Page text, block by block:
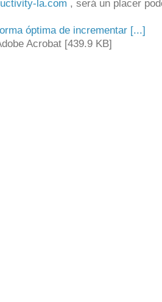
la.com , será un placer
óptima de incrementar [...]
Acrobat [439.9 KB]